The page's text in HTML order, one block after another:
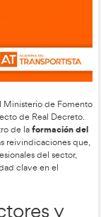
son la mitad.
CAP
6 puntos del
es que
reducir la carga